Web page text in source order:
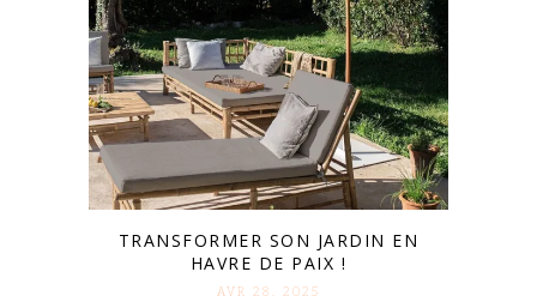
TRANSFORMER SON JARDIN EN
HAVRE DE PAIX !
AVR 28. 2025